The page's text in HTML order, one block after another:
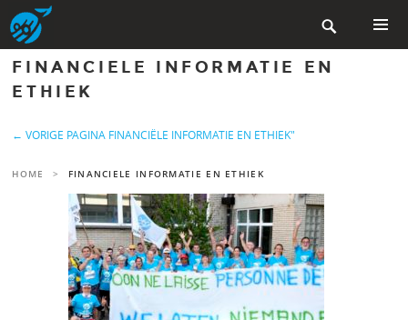
Skip
to
content

FINANCIELE INFORMATIE EN
ETHIEK
← VORIGE PAGINA FINANCIËLE INFORMATIE EN ETHIEK"
HOME > FINANCIELE INFORMATIE EN ETHIEK